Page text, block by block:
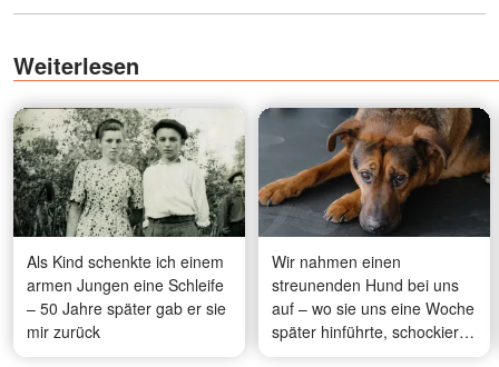
Weiterlesen
Als Kind schenkte ich einem
armen Jungen eine Schleife
– 50 Jahre später gab er sie
mir zurück
Wir nahmen einen
streunenden Hund bei uns
auf – wo sie uns eine Woche
später hinführte, schockierte
uns